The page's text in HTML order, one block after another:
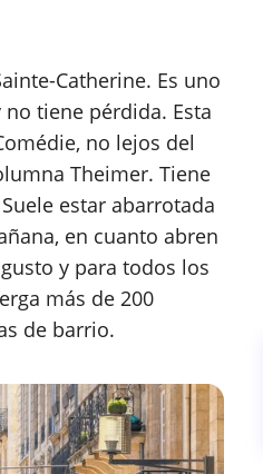
Catherine. Es uno
tiene pérdida. Esta
no lejos del
Theimer. Tiene
estar abarrotada
en cuanto abren
y para todos los
más de 200
de barrio.